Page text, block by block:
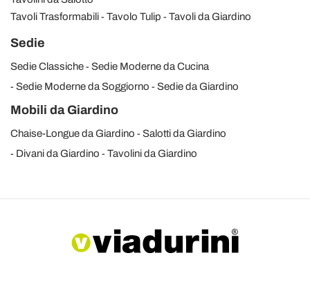
Tavoli Trasformabili
Tavolo Tulip Tavoli da Giardino
Sedie
Sedie Classiche
Sedie Moderne da Cucina
Sedie Moderne da Soggiorno
Sedie da Giardino
Mobili da Giardino
Chaise-Longue da Giardino
Salotti da Giardino
Divani da Giardino
Tavolini da Giardino